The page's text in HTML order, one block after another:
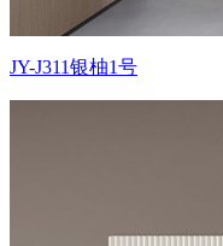
JY-J311银柚1号